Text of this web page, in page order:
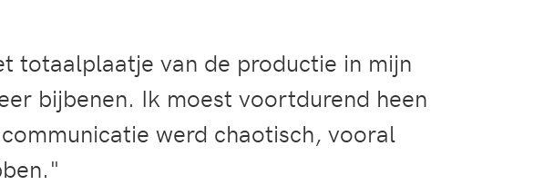
totaalplaatje van de productie in mijn
bijbenen. Ik moest voortdurend heen
werd chaotisch, vooral